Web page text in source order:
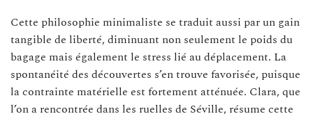
Cette philosophie minimaliste se traduit aussi par un gain
tangible de liberté, diminuant non seulement le poids du
bagage mais également le stress lié au déplacement. La
spontanéité des découvertes s’en trouve favorisée, puisque
la contrainte matérielle est fortement atténuée. Clara, que
l’on a rencontrée dans les ruelles de Séville, résume cette